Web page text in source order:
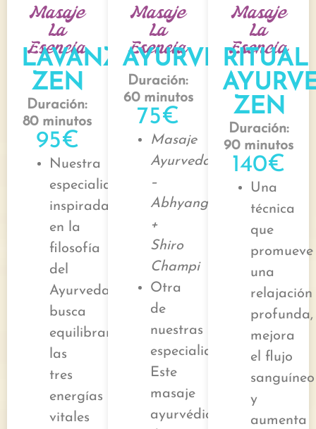
Masaje
La
Esencia
LAVANZA
ZEN
Duración:
80 minutos
95€
Nuestra
especialidad,
inspirada
en la
filosofía
del
Ayurveda,
busca
equilibrar
las
tres
energías
vitales
Masaje
La
Esencia
AYURVEDA
Duración:
60 minutos
75€
Masaje
Ayurveda
–
Abhyanga
+
Shiro
Champi
Otra
de
nuestras
especialidades.
Este
masaje
ayurvédico
Masaje
La
Esencia
RITUAL
ZEN
Duración:
90 minutos
140€
Una
técnica
que
promueve
una
relajación
profunda,
mejora
el flujo
sanguíneo
y
aumenta